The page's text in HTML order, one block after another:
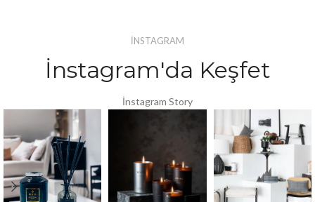
İNSTAGRAM
İnstagram'da Keşfet
İnstagram Story